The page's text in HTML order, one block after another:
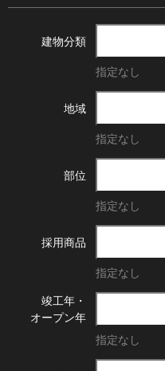
建物分類
指定なし
地域
指定なし
部位
指定なし
採用商品
指定なし
竣工年・
オープン年
指定なし